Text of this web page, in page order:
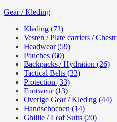
Gear / Kleding
Kleding (72)
Vesten / Plate carriers /
Headwear (59)
Pouches (60)
Backpacks / Hydration (26)
Tactical Belts (33)
Protection (33)
Footwear (13)
Overige Gear / Kleding (44)
Handschoenen (14)
Ghillie / Leaf Suits (20)